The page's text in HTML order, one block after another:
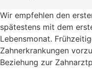
Wir empfehlen den
spätestens mit dem
Lebensmonat.
Zahnerkrankungen
Beziehung zur